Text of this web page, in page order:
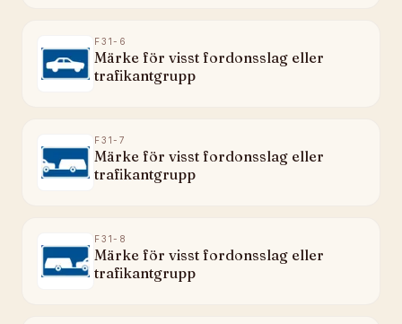
F31-6
Märke för visst fordonsslag eller
trafikantgrupp
F31-7
Märke för visst fordonsslag eller
trafikantgrupp
F31-8
Märke för visst fordonsslag eller
trafikantgrupp